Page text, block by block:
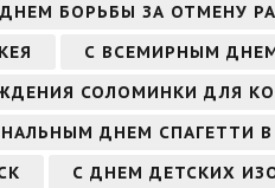
БОРЬБЫ ЗА ОТМЕНУ
С ВСЕМИРНЫМ
СОЛОМИНКИ ДЛЯ
ДНЕМ СПАГЕТТИ
С ДНЕМ ДЕТСКИХ